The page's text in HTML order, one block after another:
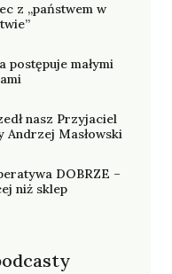
z „państwem w
postępuje małymi
nasz Przyjaciel
Andrzej Masłowski
DOBRZE –
niż sklep